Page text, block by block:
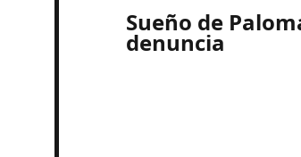
Sueño de
denuncia